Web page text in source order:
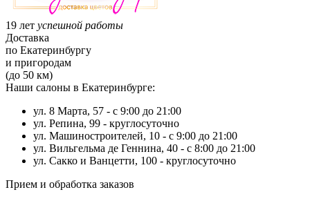
19 лет успешной работы
Доставка
по Екатеринбургу
и пригородам
(до 50 км)
Наши салоны в Екатеринбурге:
ул. 8 Марта, 57 - с 9:00 до 21:00
ул. Репина, 99 - круглосуточно
ул. Машиностроителей, 10 - с 9:00 до 21:00
ул. Вильгельма де Геннина, 40 - с 8:00 до 21:00
ул. Сакко и Ванцетти, 100 - круглосуточно
Прием и обработка заказов